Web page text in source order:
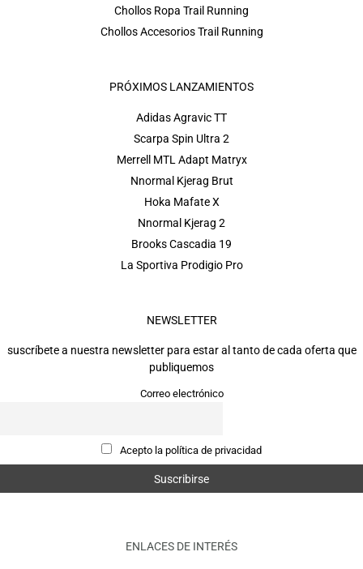
Chollos Ropa Trail Running
Chollos Accesorios Trail Running
PRÓXIMOS LANZAMIENTOS
Adidas Agravic TT
Scarpa Spin Ultra 2
Merrell MTL Adapt Matryx
Nnormal Kjerag Brut
Hoka Mafate X
Nnormal Kjerag 2
Brooks Cascadia 19
La Sportiva Prodigio Pro
NEWSLETTER
suscríbete a nuestra newsletter para estar al tanto de cada oferta que
publiquemos
Correo electrónico
Acepto la política de privacidad
ENLACES DE INTERÉS